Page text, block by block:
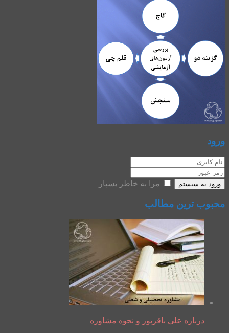
ورود
ورود به سیستم مرا به خاطر بسپار
محبوب ترین مطالب
درباره علی باقرپور و نحوه مشاوره